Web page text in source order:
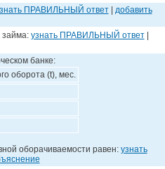
ПРАВИЛЬНЫЙ ответ| добавить
займа: узнать ПРАВИЛЬНЫЙ ответ|
банке:
оборота (t), мес.
оборачиваемости равен: узнать